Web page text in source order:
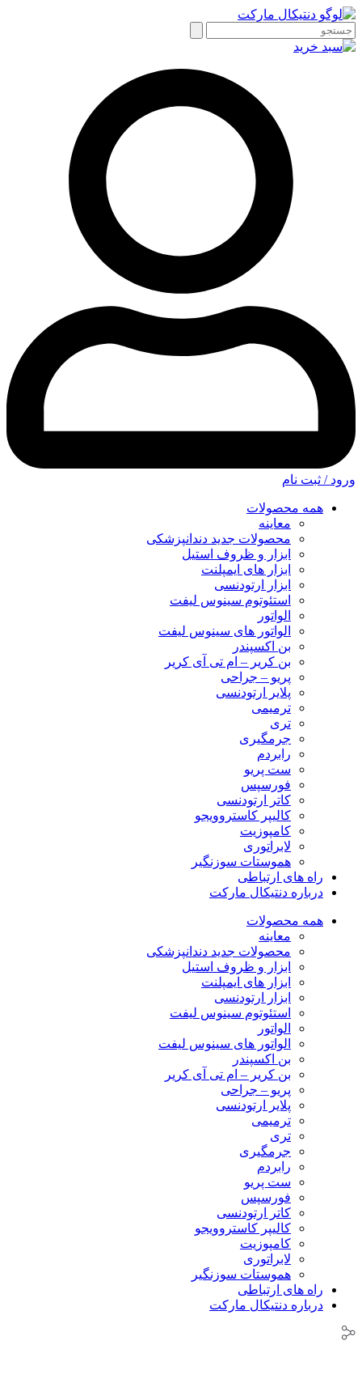
ورود / ثبت نام
همه محصولات
معاینه
محصولات جدید دندانپزشکی
ابزار و ظروف استیل
ابزار های ایمپلنت
ابزار ارتودنسی
استئوتوم سینوس لیفت
الواتور
الواتور های سینوس لیفت
بن اکسپندر
بن کریر – ام تی آی کریر
پریو – جراحی
پلایر ارتودنسی
ترمیمی
تری
جرمگیری
رابردم
ست پریو
فورسپس
کاتر ارتودنسی
کالیپر کاستروویجو
کامپوزیت
لابراتوری
هموستات سوزنگیر
راه های ارتباطی
درباره دنتیکال مارکت
همه محصولات
معاینه
محصولات جدید دندانپزشکی
ابزار و ظروف استیل
ابزار های ایمپلنت
ابزار ارتودنسی
استئوتوم سینوس لیفت
الواتور
الواتور های سینوس لیفت
بن اکسپندر
بن کریر – ام تی آی کریر
پریو – جراحی
پلایر ارتودنسی
ترمیمی
تری
جرمگیری
رابردم
ست پریو
فورسپس
کاتر ارتودنسی
کالیپر کاستروویجو
کامپوزیت
لابراتوری
هموستات سوزنگیر
راه های ارتباطی
درباره دنتیکال مارکت